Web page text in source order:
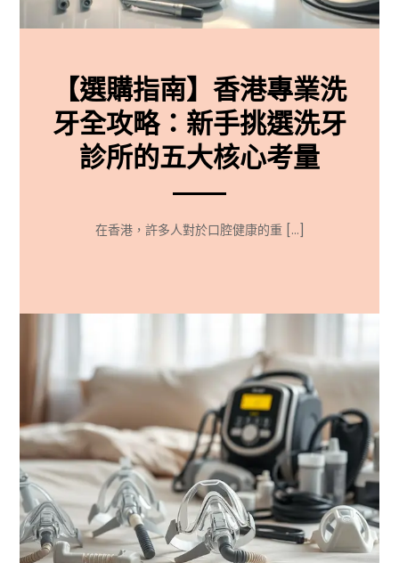
【選購指南】香港專業洗
牙全攻略：新手挑選洗牙
診所的五大核心考量
在香港，許多人對於口腔健康的重 […]